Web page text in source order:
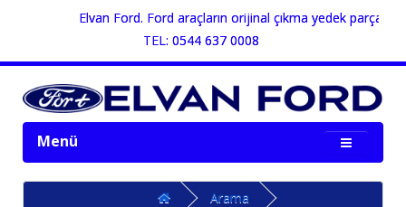
Elvan Ford. Ford araçların orijinal çıkma yedek
TEL: 0544 637 0008
Menü
Arama